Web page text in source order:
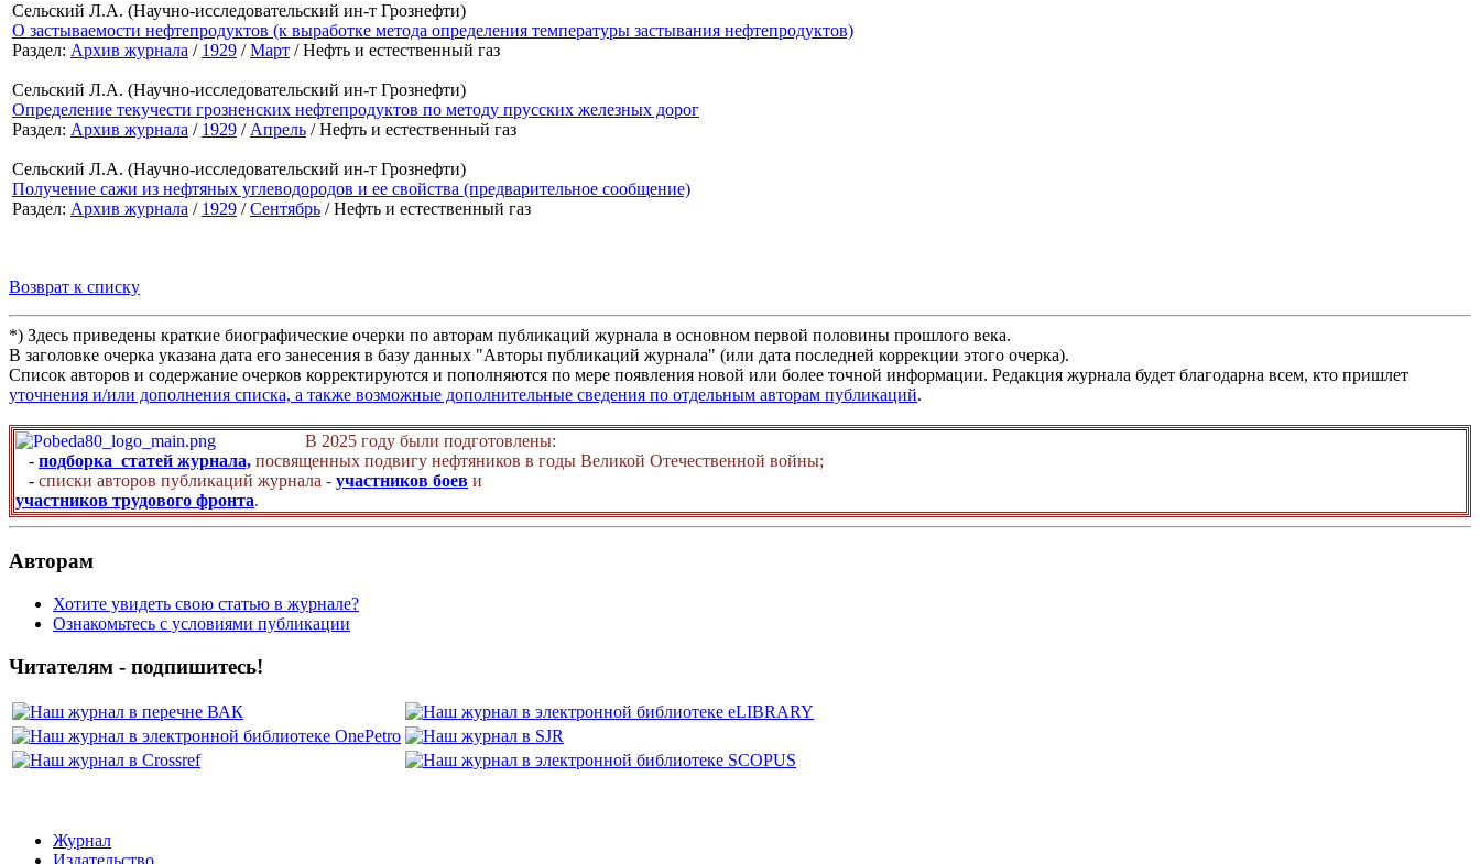
Сельский Л.А. (Научно-исследовательский ин-т Грознефти)
О застываемости нефтепродуктов (к выработке метода определения температуры застывания нефтепродуктов)
Раздел: Архив журнала / 1929 /Март / Нефть и естественный газ
Сельский Л.А. (Научно-исследовательский ин-т Грознефти)
Определение текучести грозненских нефтепродуктов по методу прусских железных дорог
Раздел: Архив журнала / 1929 / Апрель / Нефть и естественный газ
Сельский Л.А. (Научно-исследовательский ин-т Грознефти)
Получение сажи из нефтяных углеводородов и ее свойства (предварительное сообщение)
Раздел: Архив журнала / 1929 /Сентябрь / Нефть и естественный газ
Возврат к списку
*) Здесь приведены краткие биографические очерки по авторам публикаций журнала в основном первой половины прошлого века.
В заголовке очерка указана дата его занесения в базу данных "Авторы публикаций журнала" (или дата последней коррекции этого очерка).
Список авторов и содержание очерков корректируются и пополняются по мере появления новой или более точной информации. Редакция журнала будет благодарна всем, кто пришлет
уточнения и/или дополнения списка, а также возможные дополнительные сведения по отдельным авторам публикаций.
В 2025 году были подготовлены:
- подборка статей журнала, посвященных подвигу нефтяников в годы Великой Отечественной войны;
- списки авторов публикаций журнала - участников боев и
участников трудового фронта.
Авторам
Хотите увидеть свою статью в журнале?
Ознакомьтесь с условиями публикации
Читателям - подпишитесь!
Журнал